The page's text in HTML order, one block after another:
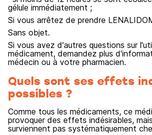
gélule immédiatement ;
Si vous arrêtez de prendre
Sans objet.
Si vous avez d'autres questions sur
médicament, demandez plus
médecin ou à votre pharmacien.
Quels sont ses effets
possibles ?
Comme tous les médicaments, ce
provoquer des effets indésirables,
surviennent pas systématiquement